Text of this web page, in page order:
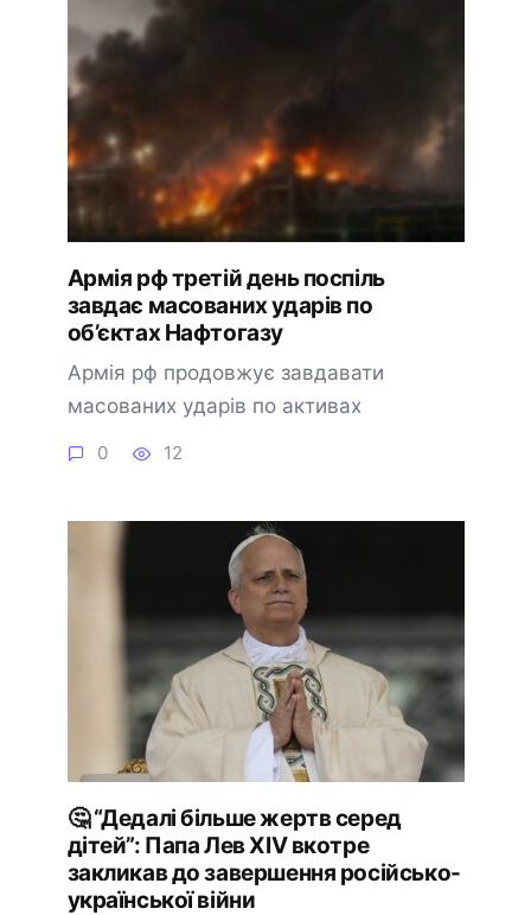
Армія рф третій день поспіль
завдає масованих ударів по
об’єктах Нафтогазу
Армія рф продовжує завдавати
масованих ударів по активах
0 12
🤔 “Дедалі більше жертв серед
дітей”: Папа Лев XIV вкотре
закликав до завершення російсько-
української війни